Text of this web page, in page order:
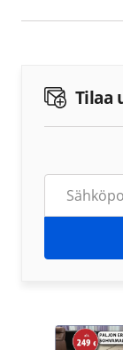
Tilaa